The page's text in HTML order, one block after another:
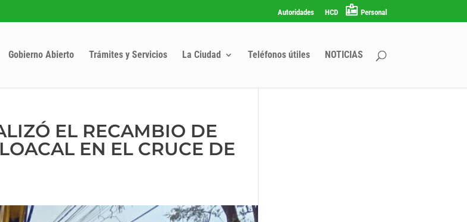
Autoridades HCD Personal
Gobierno Abierto Trámites y Servicios La Ciudad Teléfonos útiles NOTICIAS
EL RECAMBIO DE
EN EL CRUCE DE